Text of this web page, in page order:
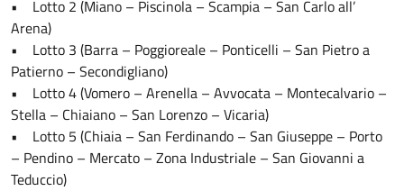
• Lotto 2 (Miano – Piscinola – Scampia – San Carlo all’
Arena)
• Lotto 3 (Barra – Poggioreale – Ponticelli – San Pietro a
Patierno – Secondigliano)
• Lotto 4 (Vomero – Arenella – Avvocata – Montecalvario –
Stella – Chiaiano – San Lorenzo – Vicaria)
• Lotto 5 (Chiaia – San Ferdinando – San Giuseppe – Porto
– Pendino – Mercato – Zona Industriale – San Giovanni a
Teduccio)